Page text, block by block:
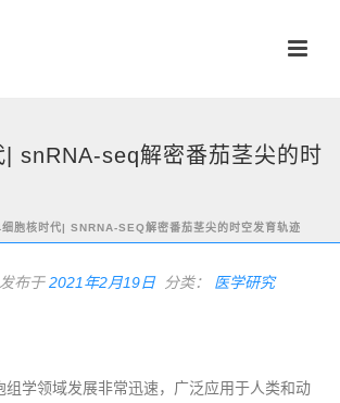
| snRNA-seq解密番茄茎尖的时
胞核时代| SNRNA-SEQ解密番茄茎尖的时空发育轨迹
发布于2021年2月19日 分类： 医学研究
组学领域发展非常迅速，广泛应用于人类和动